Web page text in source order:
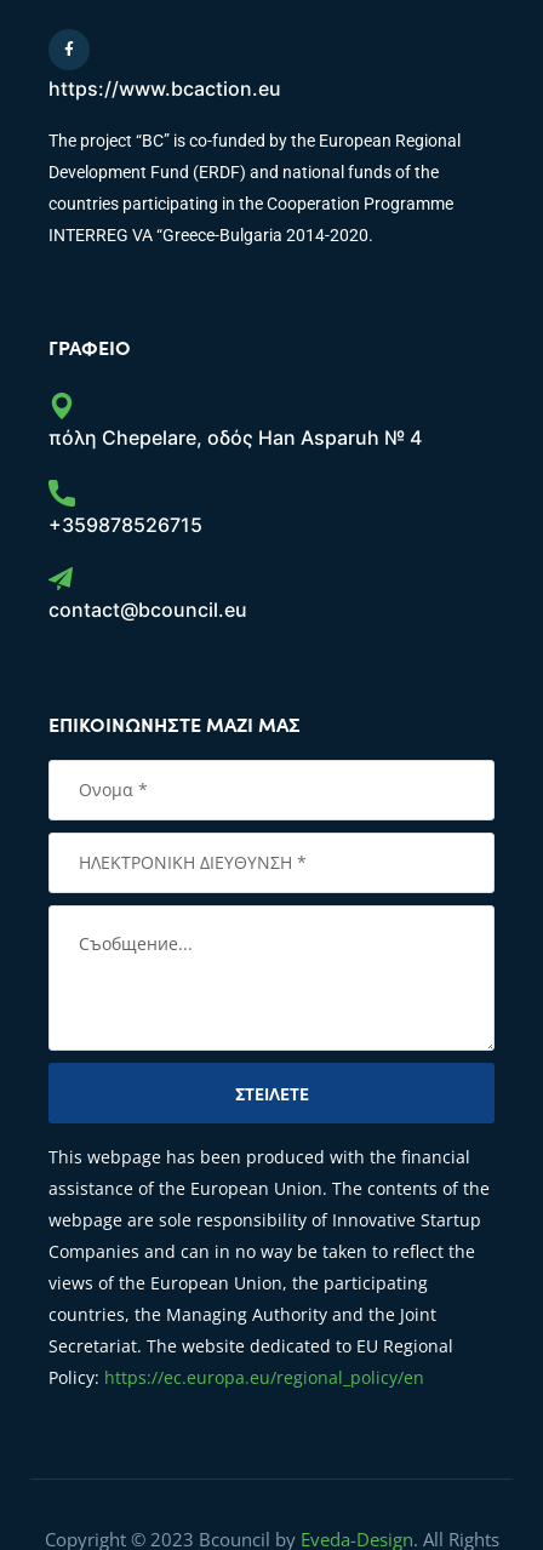
https://www.bcaction.eu
The project “BC” is co-funded by the European Regional
Development Fund (ERDF) and national funds of the
countries participating in the Cooperation Programme
INTERREG VA “Greece-Bulgaria 2014-2020.
ΓΡΑΦΕΊΟ
πόλη Chepelare, οδός Han Asparuh № 4
+359878526715
contact@bcouncil.eu
ΕΠΙΚΟΙΝΩΝΉΣΤΕ ΜΑΖΊ ΜΑΣ
ΣΤΕΊΛΕΤΕ
This webpage has been produced with the financial
assistance of the European Union. The contents of the
webpage are sole responsibility of Innovative Startup
Companies and can in no way be taken to reflect the
views of the European Union, the participating
countries, the Managing Authority and the Joint
Secretariat. The website dedicated to EU Regional
Policy: https://ec.europa.eu/regional_policy/en
Copyright © 2023 Bcouncil by Eveda-Design. All Rights